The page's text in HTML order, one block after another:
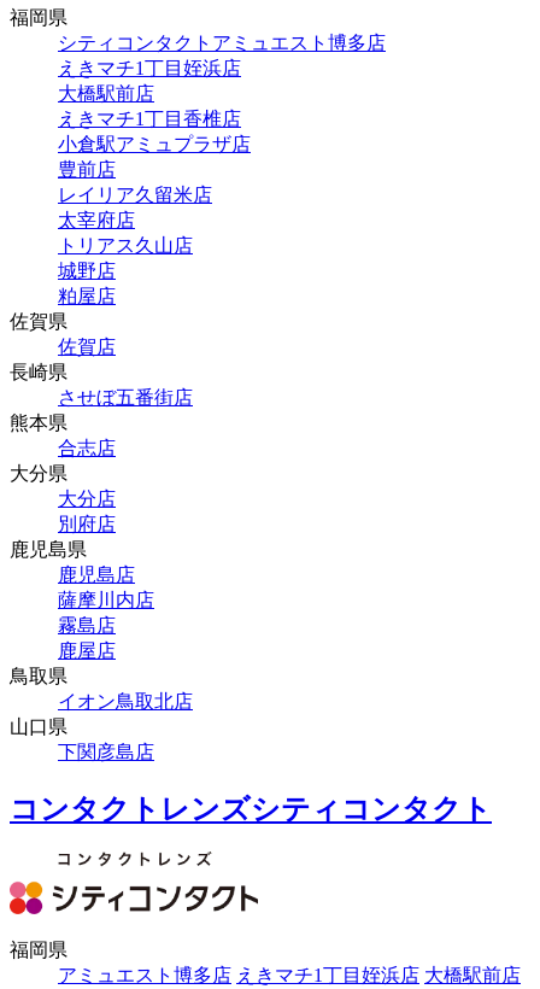
福岡県
シティコンタクトアミュエスト博多店
えきマチ1丁目姪浜店
大橋駅前店
えきマチ1丁目香椎店
小倉駅アミュプラザ店
豊前店
レイリア久留米店
太宰府店
トリアス久山店
城野店
粕屋店
佐賀県
佐賀店
長崎県
させぼ五番街店
熊本県
合志店
大分県
大分店
別府店
鹿児島県
鹿児島店
薩摩川内店
霧島店
鹿屋店
鳥取県
イオン鳥取北店
山口県
下関彦島店
コンタクトレンズシティコンタクト
福岡県
アミュエスト博多店 えきマチ1丁目姪浜店 大橋駅前店